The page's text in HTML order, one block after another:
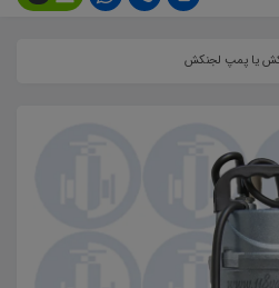
یا پمپ لجنکش